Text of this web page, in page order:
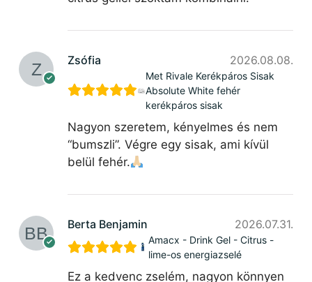
Zsófia 2026.08.08.
Met Rivale Kerékpáros Sisak
Absolute White fehér
kerékpáros sisak
Nagyon szeretem, kényelmes és nem
“bumszli”. Végre egy sisak, ami kívül
belül fehér.
Berta Benjamin 2026.07.31.
Amacx - Drink Gel - Citrus -
lime-os energiazselé
Ez a kedvenc zselém, nagyon könnyen